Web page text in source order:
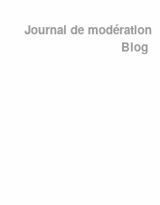
Journal de modération
Blog